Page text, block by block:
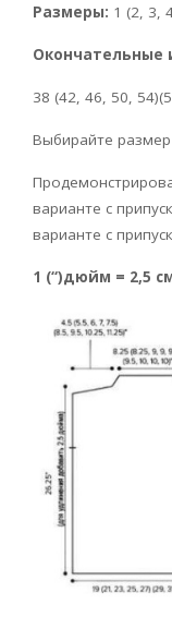
Размеры: 1 (2, 3,
Окончательные
38 (42, 46, 50,
Выбирайте
варианте с
варианте с
1 (“)дюйм = 2,5